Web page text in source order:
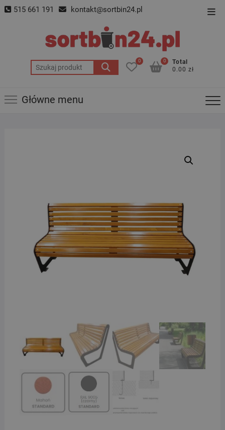
Skip 515 661 191 kontakt@sortbin24.pl
Szukaj:
0
Total
0.00 zł
0
Główne menu